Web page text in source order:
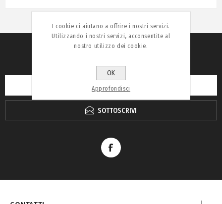
SOTTOSCRIVI
I cookie ci aiutano a offrire i nostri servizi.
Utilizzando i nostri servizi, acconsentite al
nostro utilizzo dei cookie.
OK
Approfondisci